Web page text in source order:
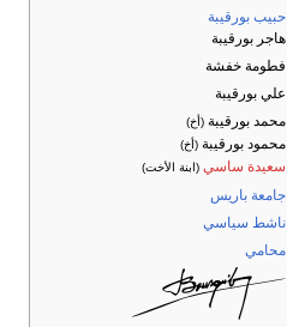
حبيب بورقيبة
هاجر بورقيبة
فطومة خفشة
علي بورقيبة
محمد بورقيبة (أخ)
محمود بورقيبة (أخ)
سعيدة ساسي (ابنة الأخت)
جامعة باريس
ناشط سياسي
محامي